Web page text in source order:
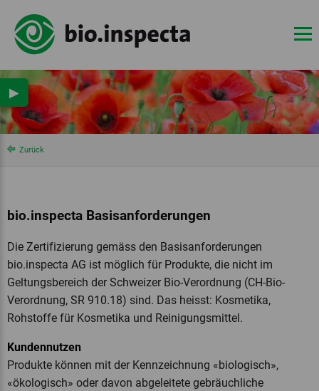
Zurück
bio.inspecta Basisanforderungen
Die Zertifizierung gemäss den Basisanforderungen
bio.inspecta AG ist möglich für Produkte, die nicht im
Geltungsbereich der Schweizer Bio-Verordnung (CH-Bio-
Verordnung, SR 910.18) sind. Das heisst: Kosmetika,
Rohstoffe für Kosmetika und Reinigungsmittel.
Kundennutzen
Produkte können mit der Kennzeichnung «biologisch»,
«ökologisch» oder davon abgeleitete gebräuchliche
▶